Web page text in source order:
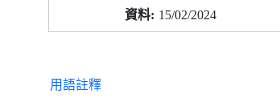
15/02/2024
用語註釋